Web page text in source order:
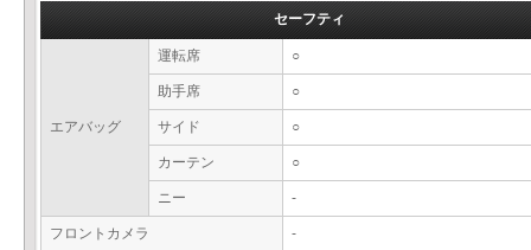
セーフティ
エアバッグ
運転席 ○
助手席 ○
サイド ○
カーテン ○
ニー -
フロントカメラ -